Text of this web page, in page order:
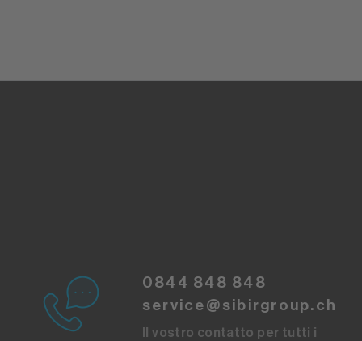
0844 848 848
service@sibirgroup.ch
Il vostro contatto per tutti i